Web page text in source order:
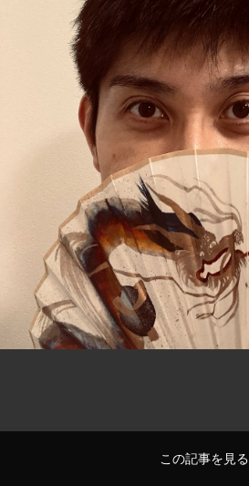
この記事を見る